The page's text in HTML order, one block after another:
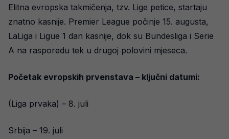
Elitna evropska takmičenja, tzv. Lige petice, startaju
znatno kasnije. Premier League počinje 15. augusta,
LaLiga i Ligue 1 dan kasnije, dok su Bundesliga i Serie
A na rasporedu tek u drugoj polovini mjeseca.
Početak evropskih prvenstava – ključni datumi:
(Liga prvaka) – 8. juli
Srbija – 19. juli